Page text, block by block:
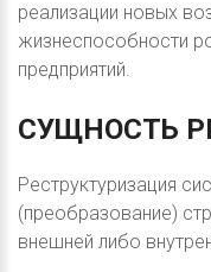
реализации новых
жизнеспособности
предприятий.
СУЩНОСТЬ
Реструктуризация
(преобразование)
внешней либо